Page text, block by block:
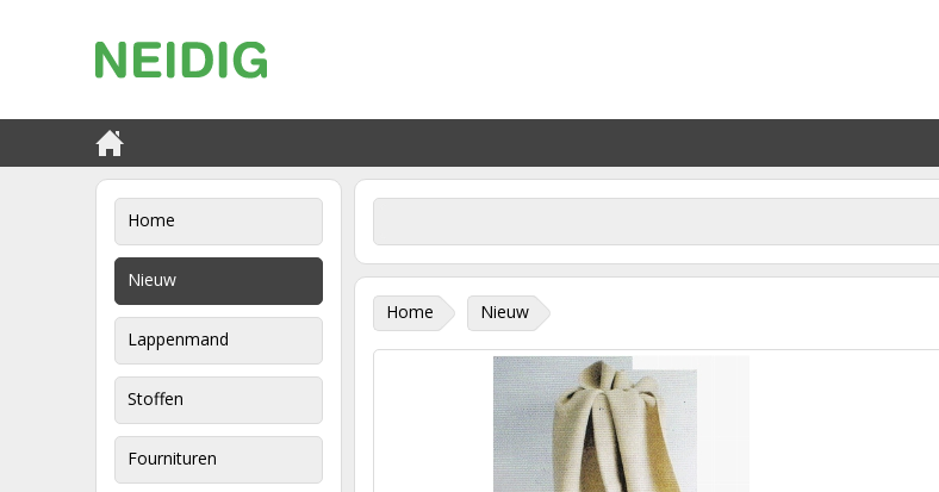
Home
Nieuw
Lappenmand
Stoffen
Fournituren
Home Nieuw